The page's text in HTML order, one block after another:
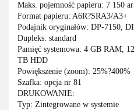
Maks. pojemność papieru: 7 150
Format papieru: A6R?SRA3/A3+
Podajnik oryginałów: DP-7150,
Dupleks: standard
Pamięć systemowa: 4 GB RAM,
TB HDD
Powiększenie (zoom): 25%?400%
Szafka: opcja nr 81
DRUKOWANIE:
Typ: Zintegrowane w systemie